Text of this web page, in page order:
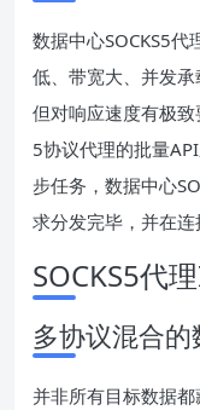
数据中心SOCKS5
低、带宽大、并发
但对响应速度有极
5协议代理的批量
步任务，数据中心
求分发完毕，并在连
SOCKS5代
多协议混合
并非所有目标数据